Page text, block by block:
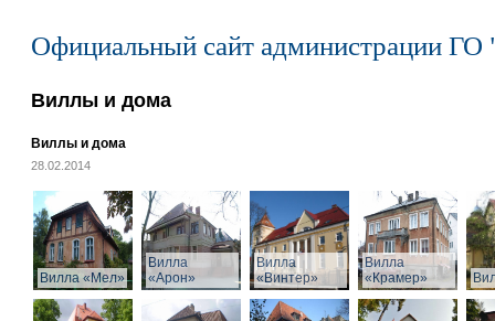
Официальный сайт администрации ГО
Виллы и дома
Виллы и дома
28.02.2014
Вилла «Мел»
Вилла
«Арон»
Вилла
«Винтер»
Вилла
«Крамер»